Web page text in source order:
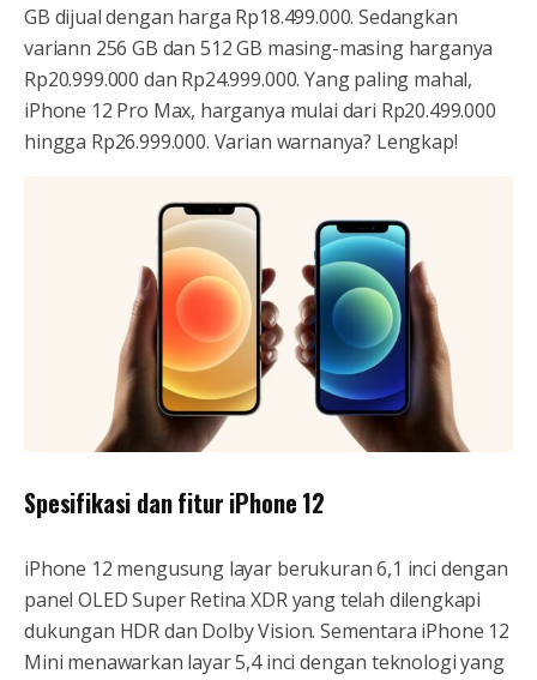
GB dijual dengan harga Rp18.499.000. Sedangkan
variann 256 GB dan 512 GB masing-masing harganya
Rp20.999.000 dan Rp24.999.000. Yang paling mahal,
iPhone 12 Pro Max, harganya mulai dari Rp20.499.000
hingga Rp26.999.000. Varian warnanya? Lengkap!
Spesifikasi dan fitur iPhone 12
iPhone 12 mengusung layar berukuran 6,1 inci dengan
panel OLED Super Retina XDR yang telah dilengkapi
dukungan HDR dan Dolby Vision. Sementara iPhone 12
Mini menawarkan layar 5,4 inci dengan teknologi yang